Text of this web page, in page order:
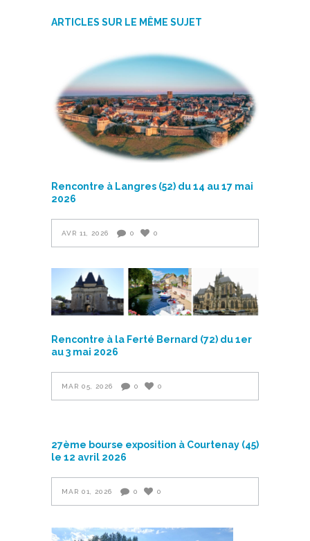
ARTICLES SUR LE MÊME SUJET
Rencontre à Langres (52) du 14 au 17 mai
2026
AVR 11, 2026 0 0
Rencontre à la Ferté Bernard (72) du 1er
au 3 mai 2026
MAR 05, 2026 0 0
27ème bourse exposition à Courtenay (45)
le 12 avril 2026
MAR 01, 2026 0 0